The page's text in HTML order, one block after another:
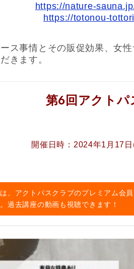
https://nature-
https://totonou-
ス事情とその販促効果、女
きます。
第6回アクトパ
開催日時：2024年1月17
、アクトパスクラブのプレミアム会
過去講座の動画も視聴できます！